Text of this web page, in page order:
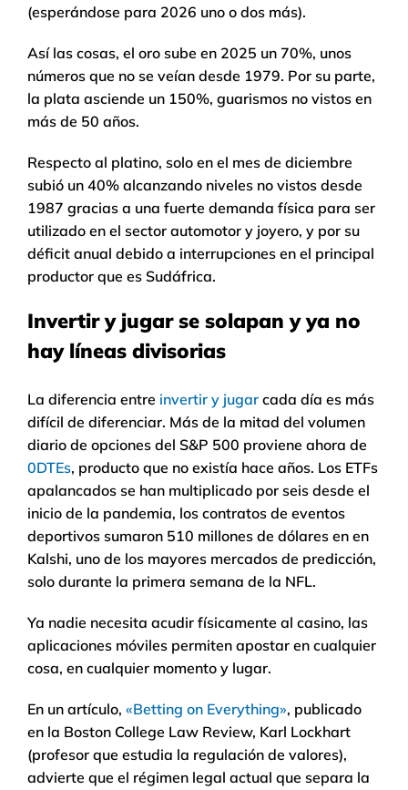
(esperándose para 2026 uno o dos más).
Así las cosas, el oro sube en 2025 un 70%, unos
números que no se veían desde 1979. Por su parte,
la plata asciende un 150%, guarismos no vistos en
más de 50 años.
Respecto al platino, solo en el mes de diciembre
subió un 40% alcanzando niveles no vistos desde
1987 gracias a una fuerte demanda física para ser
utilizado en el sector automotor y joyero, y por su
déficit anual debido a interrupciones en el principal
productor que es Sudáfrica.
Invertir y jugar se solapan y ya no
hay líneas divisorias
La diferencia entre invertir y jugar cada día es más
difícil de diferenciar. Más de la mitad del volumen
diario de opciones del S&P 500 proviene ahora de
0DTEs, producto que no existía hace años. Los ETFs
apalancados se han multiplicado por seis desde el
inicio de la pandemia, los contratos de eventos
deportivos sumaron 510 millones de dólares en en
Kalshi, uno de los mayores mercados de predicción,
solo durante la primera semana de la NFL.
Ya nadie necesita acudir físicamente al casino, las
aplicaciones móviles permiten apostar en cualquier
cosa, en cualquier momento y lugar.
En un artículo, «Betting on Everything», publicado
en la Boston College Law Review, Karl Lockhart
(profesor que estudia la regulación de valores),
advierte que el régimen legal actual que separa la